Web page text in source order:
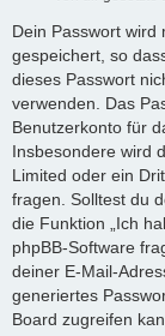
Dein Passwort wird
gespeichert, so
dieses Passwort
verwenden. Das
Benutzerkonto für
Insbesondere wird
Limited oder ein
fragen. Solltest du
die Funktion „Ich
phpBB-Software
deiner E-Mail-
generiertes
Board zugreifen